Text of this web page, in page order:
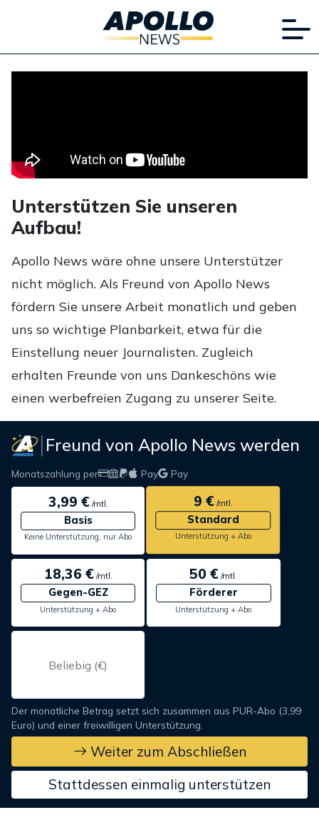
Unterstützen Sie unseren
Aufbau!
Apollo News wäre ohne unsere Unterstützer
nicht möglich. Als Freund von Apollo News
fördern Sie unsere Arbeit monatlich und geben
uns so wichtige Planbarkeit, etwa für die
Einstellung neuer Journalisten. Zugleich
erhalten Freunde von uns Dankeschöns wie
einen werbefreien Zugang zu unserer Seite.
Freund von Apollo News werden
Monatszahlung per Pay Pay
3,99 €/mtl.
Basis
Keine Unterstützung, nur Abo
9 €/mtl.
Standard
Unterstützung + Abo
18,36 €/mtl.
Gegen-GEZ
Unterstützung + Abo
50 € /mtl.
Förderer
Unterstützung + Abo
Der monatliche Betrag setzt sich zusammen aus PUR-Abo (3,99
Euro) und einer freiwilligen Unterstützung.
Weiter zum Abschließen
Stattdessen einmalig unterstützen